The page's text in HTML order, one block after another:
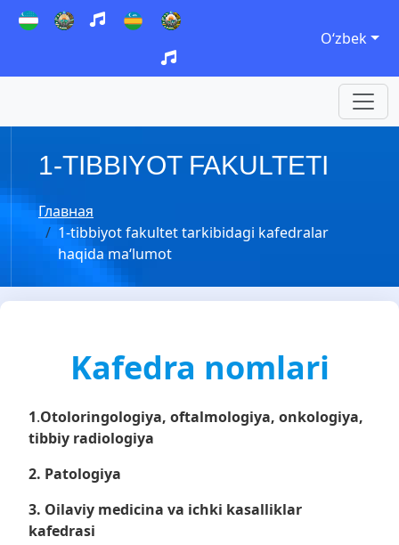
Oʻzbek
1-TIBBIYOT FAKULTETI
Главная
1-tibbiyot fakultet tarkibidagi kafedralar
haqida ma‘lumot
Kafedra nomlari
1.Otoloringologiya, oftalmologiya, onkologiya,
tibbiy radiologiya
2. Patologiya
3. Oilaviy medicina va ichki kasalliklar
kafedrasi